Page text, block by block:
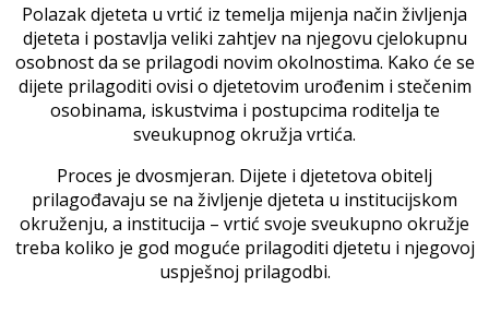
Polazak djeteta u vrtić iz temelja mijenja način življenja
djeteta i postavlja veliki zahtjev na njegovu cjelokupnu
osobnost da se prilagodi novim okolnostima. Kako će se
dijete prilagoditi ovisi o djetetovim urođenim i stečenim
osobinama, iskustvima i postupcima roditelja te
sveukupnog okružja vrtića.
Proces je dvosmjeran. Dijete i djetetova obitelj
prilagođavaju se na življenje djeteta u institucijskom
okruženju, a institucija – vrtić svoje sveukupno okružje
treba koliko je god moguće prilagoditi djetetu i njegovoj
uspješnoj prilagodbi.